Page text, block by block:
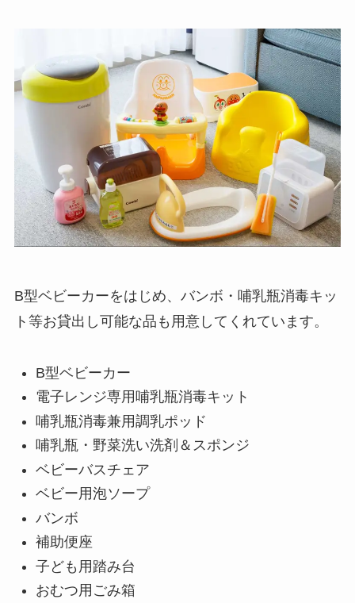
B型ベビーカーをはじめ、バンボ・哺乳瓶消毒キッ
ト等お貸出し可能な品も用意してくれています。
B型ベビーカー
電子レンジ専用哺乳瓶消毒キット
哺乳瓶消毒兼用調乳ポッド
哺乳瓶・野菜洗い洗剤＆スポンジ
ベビーバスチェア
ベビー用泡ソープ
バンボ
補助便座
子ども用踏み台
おむつ用ごみ箱